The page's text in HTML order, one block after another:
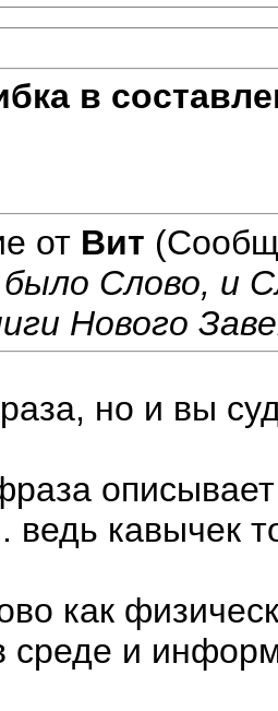
в
от Вит
было Слово, и
Нового
но и вы
ведь кавычек
как
среде и